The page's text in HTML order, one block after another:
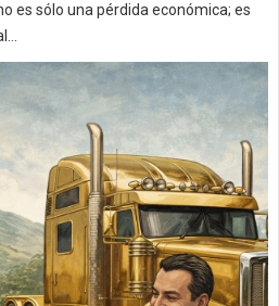
es sólo una pérdida económica; es